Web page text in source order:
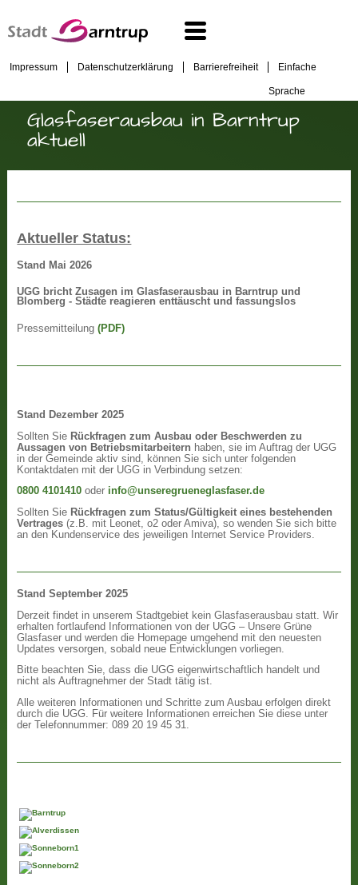
Impressum Datenschutzerklärung Barrierefreiheit Einfache
Sprache
Glasfaserausbau in Barntrup
aktuell
Aktueller Status:
Stand Mai 2026
UGG bricht Zusagen im Glasfaserausbau in Barntrup und
Blomberg - Städte reagieren enttäuscht und fassungslos
Pressemitteilung(PDF)
Stand Dezember 2025
Sollten Sie Rückfragen zum Ausbau oder Beschwerden zu
Aussagen von Betriebsmitarbeitern haben, sie im Auftrag der UGG
in der Gemeinde aktiv sind, können Sie sich unter folgenden
Kontaktdaten mit der UGG in Verbindung setzen:
0800 4101410 oder info@unseregrueneglasfaser.de
Sollten Sie Rückfragen zum Status/Gültigkeit eines bestehenden
Vertrages (z.B. mit Leonet, o2 oder Amiva), so wenden Sie sich bitte
an den Kundenservice des jeweiligen Internet Service Providers.
Stand September 2025
Derzeit findet in unserem Stadtgebiet kein Glasfaserausbau statt. Wir
erhalten fortlaufend Informationen von der UGG – Unsere Grüne
Glasfaser und werden die Homepage umgehend mit den neuesten
Updates versorgen, sobald neue Entwicklungen vorliegen.
Bitte beachten Sie, dass die UGG eigenwirtschaftlich handelt und
nicht als Auftragnehmer der Stadt tätig ist.
Alle weiteren Informationen und Schritte zum Ausbau erfolgen direkt
durch die UGG. Für weitere Informationen erreichen Sie diese unter
der Telefonnummer: 089 20 19 45 31.